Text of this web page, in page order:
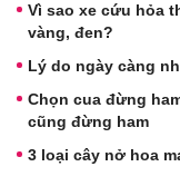
Vì sao xe cứu hỏa
vàng, đen?
Lý do ngày càng
Chọn cua đừng
cũng đừng ham
3 loại cây nở hoa